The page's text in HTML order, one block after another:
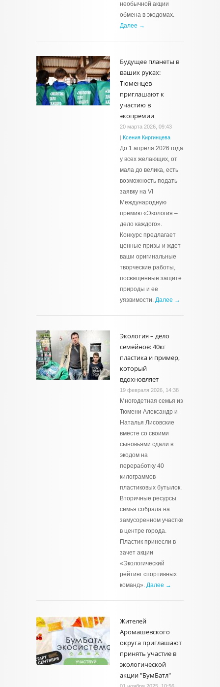
необычной акции
обмена в экодомах.
Далее →
Будущее планеты в
ваших руках:
Тюменцев
приглашают к
участию в
экопремии
20 марта 2026, 09:43
| Ксения Киргинцева
До 1 апреля 2026 года
у всех желающих, от
мала до велика, есть
возможность подать
заявку на VI
Международную
премию «Экология –
дело каждого».
Конкурс предлагает
ценные призы и ждет
ваши оригинальные
творческие работы,
посвященные защите
природы и ее
уязвимости. Далее →
Экология – дело
семейное: 40кг
пластика и пример,
который
вдохновляет
19 февраля 2026, 14:38
Многодетная семья из
Тюмени Александр и
Наталья Лисовские
вместе со своими
сыновьями сдали в
экодом на
переработку 40
килограммов
пластиковых бутылок.
Вторичные ресурсы
семья собрала на
замусоренном участке
в центре города.
Пластик принесли в
зачет акции
«Экологический
рейтинг спортивных
команд». Далее →
Жителей
Аромашевского
округа приглашают
принять участие в
экологической
акции "БумБатл"